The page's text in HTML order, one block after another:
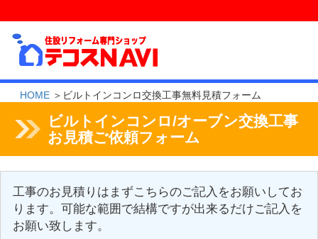
HOME ＞ビルトインコンロ交換工事無料見積フォーム
ビルトインコンロ/オーブン交換工事
お見積ご依頼フォーム
工事のお見積りはまずこちらのご記入をお願いしてお
ります。可能な範囲で結構ですが出来るだけご記入を
お願い致します。